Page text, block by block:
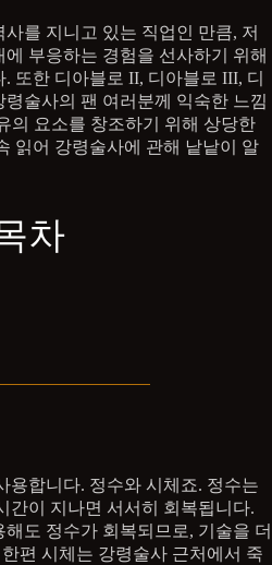
를 지니고 있는 직업인 만큼, 저
부응하는 경험을 선사하기 위해
또한 디아블로 II, 디아블로 III, 디
술사의 팬 여러분께 익숙한 느낌
의 요소를 창조하기 위해 상당한
읽어 강령술사에 관해 낱낱이 알
차
용합니다. 정수와 시체죠. 정수는
간이 지나면 서서히 회복됩니다.
도 정수가 회복되므로, 기술을 더
편 시체는 강령술사 근처에서 죽